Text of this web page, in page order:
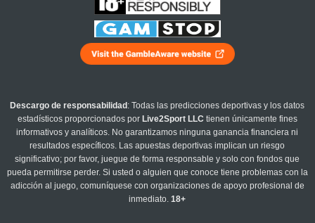
Descargo de responsabilidad : Todas las predicciones deportivas y los datos
estadísticos proporcionados por Live2Sport LLC tienen únicamente fines
informativos y analíticos. No garantizamos ninguna ganancia financiera ni
resultados específicos. Las apuestas deportivas implican un riesgo
significativo; por favor, juegue de forma responsable y solo con fondos que
pueda permitirse perder. Si usted o alguien que conoce tiene problemas con la
adicción al juego, comuníquese con organizaciones de apoyo profesional de
inmediato.18+